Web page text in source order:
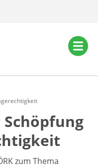
zum Thema